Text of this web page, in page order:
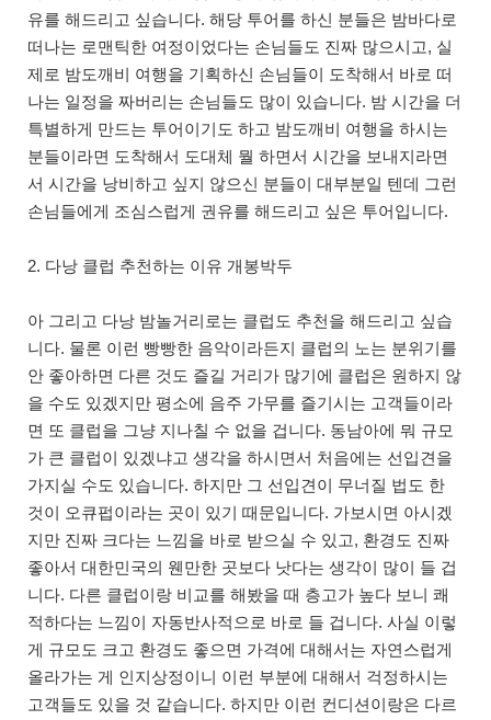
유를 해드리고 싶습니다. 해당 투어를 하신 분들은 밤바다로
떠나는 로맨틱한 여정이었다는 손님들도 진짜 많으시고, 실
제로 밤도깨비 여행을 기획하신 손님들이 도착해서 바로 떠
나는 일정을 짜버리는 손님들도 많이 있습니다. 밤 시간을 더
특별하게 만드는 투어이기도 하고 밤도깨비 여행을 하시는
분들이라면 도착해서 도대체 뭘 하면서 시간을 보내지라면
서 시간을 낭비하고 싶지 않으신 분들이 대부분일 텐데 그런
손님들에게 조심스럽게 권유를 해드리고 싶은 투어입니다.
2. 다낭 클럽 추천하는 이유 개봉박두
아 그리고 다낭 밤놀거리로는 클럽도 추천을 해드리고 싶습
니다. 물론 이런 빵빵한 음악이라든지 클럽의 노는 분위기를
안 좋아하면 다른 것도 즐길 거리가 많기에 클럽은 원하지 않
을 수도 있겠지만 평소에 음주 가무를 즐기시는 고객들이라
면 또 클럽을 그냥 지나칠 수 없을 겁니다. 동남아에 뭐 규모
가 큰 클럽이 있겠냐고 생각을 하시면서 처음에는 선입견을
가지실 수도 있습니다. 하지만 그 선입견이 무너질 법도 한
것이 오큐펍이라는 곳이 있기 때문입니다. 가보시면 아시겠
지만 진짜 크다는 느낌을 바로 받으실 수 있고, 환경도 진짜
좋아서 대한민국의 웬만한 곳보다 낫다는 생각이 많이 들 겁
니다. 다른 클럽이랑 비교를 해봤을 때 층고가 높다 보니 쾌
적하다는 느낌이 자동반사적으로 바로 들 겁니다. 사실 이렇
게 규모도 크고 환경도 좋으면 가격에 대해서는 자연스럽게
올라가는 게 인지상정이니 이런 부분에 대해서 걱정하시는
고객들도 있을 것 같습니다. 하지만 이런 컨디션이랑은 다르